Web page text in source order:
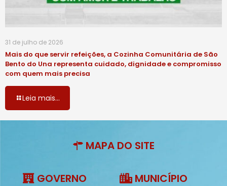
31 de julho de 2026
Mais do que servir refeições, a Cozinha Comunitária de São
Bento do Una representa cuidado, dignidade e compromisso
com quem mais precisa
Leia mais...
MAPA DO SITE
GOVERNO MUNICÍPIO